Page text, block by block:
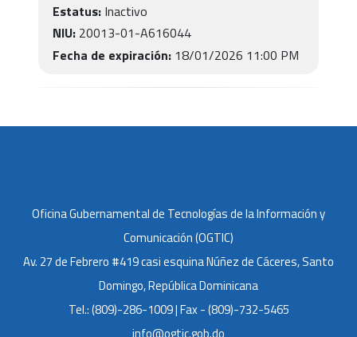
Estatus:Inactivo
NIU:20013-01-A616044
Fecha de expiración:18/01/2026 11:00 PM
Oficina Gubernamental de Tecnologías de la Información y
Comunicación (OGTIC)
Av. 27 de Febrero #419 casi esquina Núñez de Cáceres, Santo
Domingo, República Dominicana
Tel.: (809)-286-1009 | Fax - (809)-732-5465